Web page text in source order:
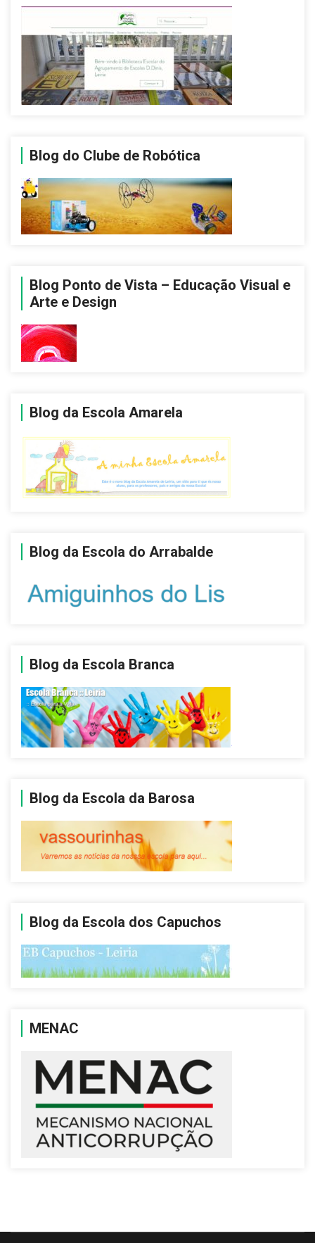
Blog do Clube de Robótica
Blog Ponto de Vista – Educação Visual e
Arte e Design
Blog da Escola Amarela
Blog da Escola do Arrabalde
Blog da Escola Branca
Blog da Escola da Barosa
Blog da Escola dos Capuchos
MENAC